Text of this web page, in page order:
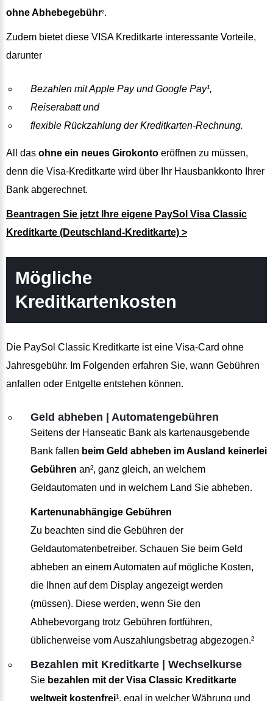
ohne Abhebegebühr².
Zudem bietet diese VISA Kreditkarte interessante Vorteile,
darunter
Bezahlen mit Apple Pay und Google Pay¹,
Reiserabatt und
flexible Rückzahlung der Kreditkarten-Rechnung.
All das ohne ein neues Girokonto eröffnen zu müssen,
denn die Visa-Kreditkarte wird über Ihr Hausbankkonto Ihrer
Bank abgerechnet.
Beantragen Sie jetzt Ihre eigene PaySol Visa Classic
Kreditkarte (Deutschland-Kreditkarte) >
Mögliche
Kreditkartenkosten
Die PaySol Classic Kreditkarte ist eine Visa-Card ohne
Jahresgebühr. Im Folgenden erfahren Sie, wann Gebühren
anfallen oder Entgelte entstehen können.
Geld abheben | Automatengebühren
Seitens der Hanseatic Bank als kartenausgebende
Bank fallen beim Geld abheben im Ausland keinerlei
Gebühren an², ganz gleich, an welchem
Geldautomaten und in welchem Land Sie abheben.
Kartenunabhängige Gebühren
Zu beachten sind die Gebühren der
Geldautomatenbetreiber. Schauen Sie beim Geld
abheben an einem Automaten auf mögliche Kosten,
die Ihnen auf dem Display angezeigt werden
(müssen). Diese werden, wenn Sie den
Abhebevorgang trotz Gebühren fortführen,
üblicherweise vom Auszahlungsbetrag abgezogen.²
Bezahlen mit Kreditkarte | Wechselkurse
Sie bezahlen mit der Visa Classic Kreditkarte
weltweit kostenfrei¹, egal in welcher Währung und